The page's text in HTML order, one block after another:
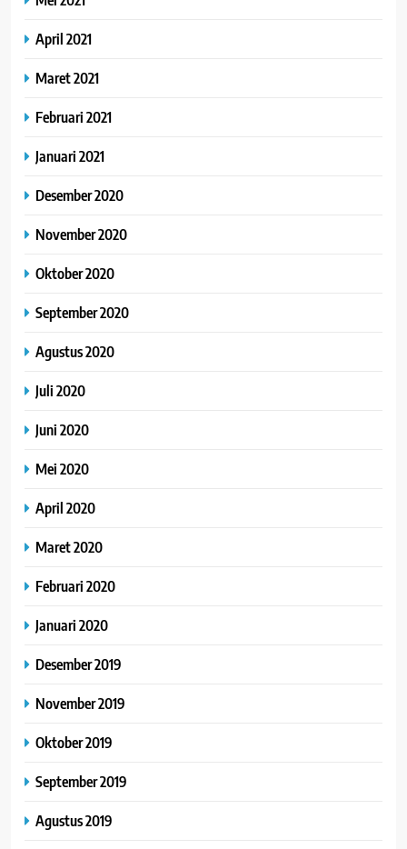
April 2021
Maret 2021
Februari 2021
Januari 2021
Desember 2020
November 2020
Oktober 2020
September 2020
Agustus 2020
Juli 2020
Juni 2020
Mei 2020
April 2020
Maret 2020
Februari 2020
Januari 2020
Desember 2019
November 2019
Oktober 2019
September 2019
Agustus 2019